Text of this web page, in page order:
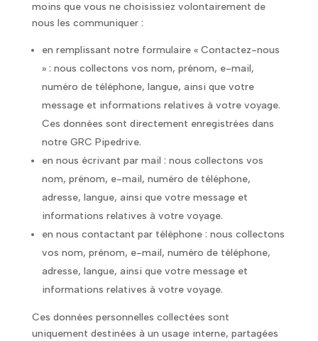
moins que vous ne choisissiez volontairement de
nous les communiquer :
en remplissant notre formulaire « Contactez-nous
» : nous collectons vos nom, prénom, e-mail,
numéro de téléphone, langue, ainsi que votre
message et informations relatives à votre voyage.
Ces données sont directement enregistrées dans
notre GRC Pipedrive.
en nous écrivant par mail : nous collectons vos
nom, prénom, e-mail, numéro de téléphone,
adresse, langue, ainsi que votre message et
informations relatives à votre voyage.
en nous contactant par téléphone : nous collectons
vos nom, prénom, e-mail, numéro de téléphone,
adresse, langue, ainsi que votre message et
informations relatives à votre voyage.
Ces données personnelles collectées sont
uniquement destinées à un usage interne, partagées